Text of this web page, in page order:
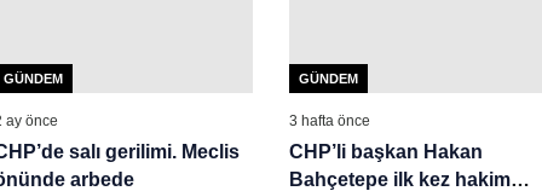
GÜNDEM
ay önce
salı gerilimi. Meclis
arbede
GÜNDEM
3 hafta önce
CHP’li başkan Hakan
Bahçetepe ilk kez hakim